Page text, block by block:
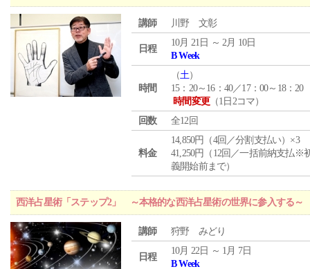
講師 川野 文彰
日程
10月 21日 ～ 2月 10日
B Week
時間
（土）
15：20～16：40／17：00～18：20
時間変更（1日2コマ）
回数
全12回
料金
14,850円（4回／分割支払い）×3
41,250円（12回／一括前納支払※
義開始前まで）
西洋占星術「ステップ2」 ～本格的な西洋占星術の世界に参入する～
講師 狩野 みどり
日程
10月 22日 ～ 1月 7日
B Week